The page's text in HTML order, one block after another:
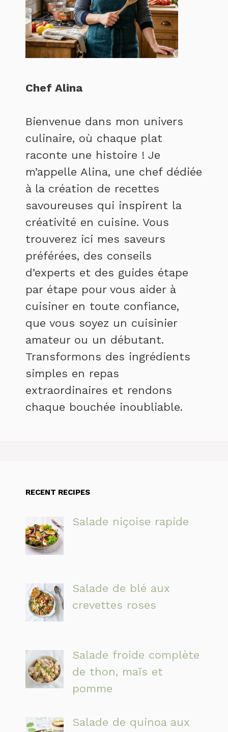
Chef Alina
Bienvenue dans mon univers
culinaire, où chaque plat
raconte une histoire ! Je
m’appelle Alina, une chef dédiée
à la création de recettes
savoureuses qui inspirent la
créativité en cuisine. Vous
trouverez ici mes saveurs
préférées, des conseils
d’experts et des guides étape
par étape pour vous aider à
cuisiner en toute confiance,
que vous soyez un cuisinier
amateur ou un débutant.
Transformons des ingrédients
simples en repas
extraordinaires et rendons
chaque bouchée inoubliable.
RECENT RECIPES
Salade niçoise rapide
Salade de blé aux
crevettes roses
Salade froide complète
de thon, maïs et
pomme
Salade de quinoa aux